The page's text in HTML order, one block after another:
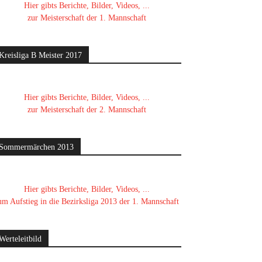
Hier gibts Berichte, Bilder, Videos, ...
zur Meisterschaft der 1. Mannschaft
B Meister 2017
Hier gibts Berichte, Bilder, Videos, ...
zur Meisterschaft der 2. Mannschaft
2013
Hier gibts Berichte, Bilder, Videos, ...
Aufstieg in die Bezirksliga 2013 der 1. Mannschaft